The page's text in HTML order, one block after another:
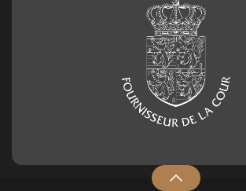
Geburtstagszahl aus
Nummer 4